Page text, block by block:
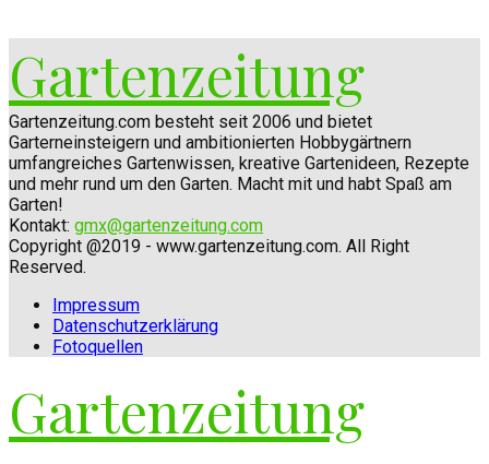
Gartenzeitung
Gartenzeitung.com besteht seit 2006 und bietet
Garterneinsteigern und ambitionierten Hobbygärtnern
umfangreiches Gartenwissen, kreative Gartenideen, Rezepte
und mehr rund um den Garten. Macht mit und habt Spaß am
Garten!
Kontakt: gmx@gartenzeitung.com
Copyright @2019 - www.gartenzeitung.com. All Right
Reserved.
Impressum
Datenschutzerklärung
Fotoquellen
Gartenzeitung